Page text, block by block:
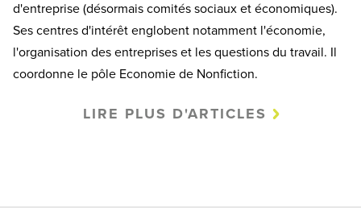
d'entreprise (désormais comités sociaux et économiques).
Ses centres d'intérêt englobent notamment l'économie,
l'organisation des entreprises et les questions du travail. Il
coordonne le pôle Economie de Nonfiction.
LIRE PLUS D'ARTICLES